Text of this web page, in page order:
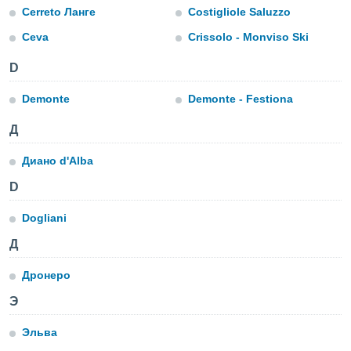
действия
на веб-
рекламу
основе.
нашей
cookie
cookie
в
ВЫ
Cerreto Ланге
Ceva
Costigliole Saluzzo
Crissolo - Monviso Ski
D
Demonte Demonte - Festiona
Д
Диано d'Alba
D
Dogliani
Д
Дронеро
Э
Эльва